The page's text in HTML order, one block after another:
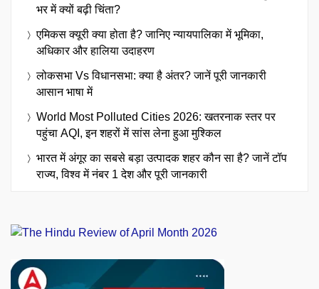
भर में क्यों बढ़ी चिंता?
एमिकस क्यूरी क्या होता है? जानिए न्यायपालिका में भूमिका,
अधिकार और हालिया उदाहरण
लोकसभा Vs विधानसभा: क्या है अंतर? जानें पूरी जानकारी
आसान भाषा में
World Most Polluted Cities 2026: खतरनाक स्तर पर
पहुंचा AQI, इन शहरों में सांस लेना हुआ मुश्किल
भारत में अंगूर का सबसे बड़ा उत्पादक शहर कौन सा है? जानें टॉप
राज्य, विश्व में नंबर 1 देश और पूरी जानकारी